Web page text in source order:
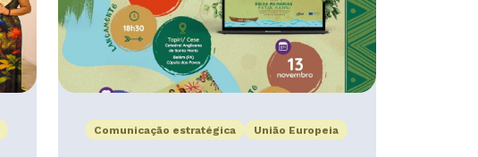
Comunicação estratégica União Europeia